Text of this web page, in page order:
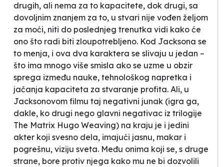
drugih, ali nema za to kapacitete, dok drugi, sa
dovoljnim znanjem za to, u stvari nije vođen željom
za moći, niti do poslednjeg trenutka vidi kako će
ono što radi biti zloupotrebljeno. Kod Jacksona se
to menja, i ova dva karaktera se slivaju u jedan –
što ima mnogo više smisla ako se uzme u obzir
sprega između nauke, tehnološkog napretka i
jačanja kapaciteta za stvaranje profita. Ali, u
Jacksonovom filmu taj negativni junak (igra ga,
dakle, ko drugi nego glavni negativac iz trilogije
The Matrix Hugo Weaving) na kraju je i jedini
akter koji svesno dela, imajući jasnu, makar i
pogrešnu, viziju sveta. Među onima koji se, s druge
strane, bore protiv njega kako mu ne bi dozvolili